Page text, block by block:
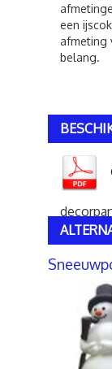
een
afmeting
belang.